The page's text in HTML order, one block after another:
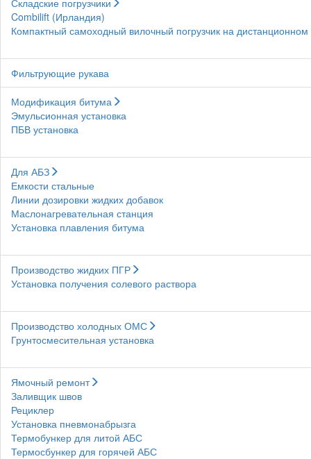
Складские погрузчики
Combilift (Ирландия)
Компактный самоходный вилочный погрузчик на
Фильтрующие рукава
Модификация битума
Эмульсионная установка
ПБВ установка
Для АБЗ
Емкости стальные
Линии дозировки жидких добавок
Маслонагревательная станция
Установка плавления битума
Производство жидких ПГР
Установка получения солевого раствора
Производство холодных ОМС
Грунтосмесительная установка
Ямочный ремонт
Заливщик швов
Рециклер
Установка пневмонабрызга
Термобункер для литой АБС
Термосбункер для горячей АБС